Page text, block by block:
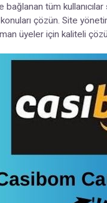
bağlanan tüm
çözün. Site
üyeler için kaliteli